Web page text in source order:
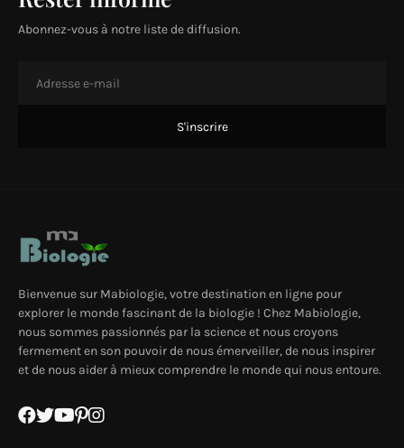
Abonnez-vous à notre liste de diffusion.
Bienvenue sur Mabiologie, votre destination en ligne pour
explorer le monde fascinant de la biologie ! Chez Mabiologie,
nous sommes passionnés par la science et nous croyons
fermement en son pouvoir de nous émerveiller, de nous inspirer
et de nous aider à mieux comprendre le monde qui nous entoure.